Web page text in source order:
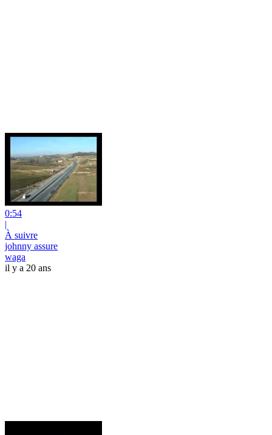
0:54
|
À suivre
johnny assure
waga
il y a 20 ans